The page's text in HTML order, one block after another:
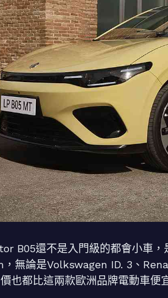
B05還不是入門級的都會小車
，無論是Volkswagen ID. 3、
也都比這兩款歐洲品牌電動車便